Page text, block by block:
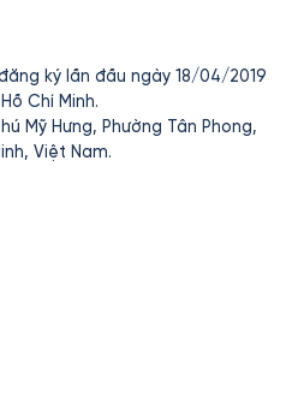
ký lần đầu ngày 18/04/2019
Chí Minh.
Mỹ Hưng, Phường Tân Phong,
Việt Nam.